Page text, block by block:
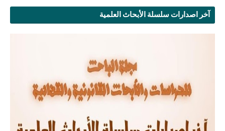
آخر اصدارات سلسلة الأبحاث العلمية